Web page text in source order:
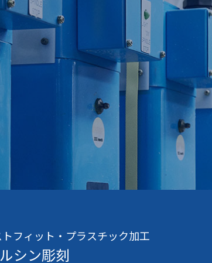
フィット・プラスチック加工
シン彫刻